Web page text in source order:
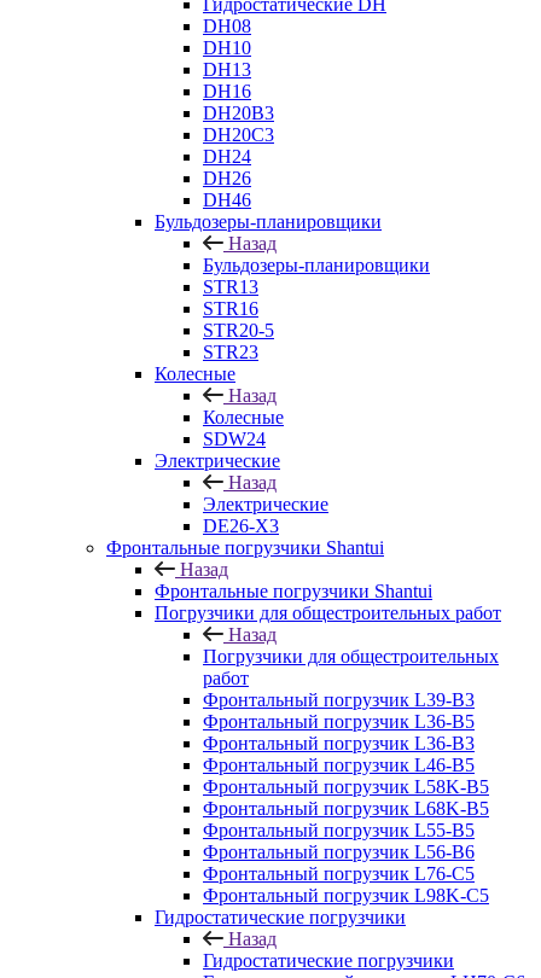
Гидростатические DH
DH08
DH10
DH13
DH16
DH20B3
DH20C3
DH24
DH26
DH46
Бульдозеры-планировщики
Назад
Бульдозеры-планировщики
STR13
STR16
STR20-5
STR23
Колесные
Назад
Колесные
SDW24
Электрические
Назад
Электрические
DE26-X3
Фронтальные погрузчики Shantui
Назад
Фронтальные погрузчики Shantui
Погрузчики для общестроительных работ
Назад
Погрузчики для общестроительных
работ
Фронтальный погрузчик L39-B3
Фронтальный погрузчик L36-B5
Фронтальный погрузчик L36-B3
Фронтальный погрузчик L46-B5
Фронтальный погрузчик L58K-B5
Фронтальный погрузчик L68K-B5
Фронтальный погрузчик L55-B5
Фронтальный погрузчик L56-B6
Фронтальный погрузчик L76-С5
Фронтальный погрузчик L98K-C5
Гидростатические погрузчики
Назад
Гидростатические погрузчики